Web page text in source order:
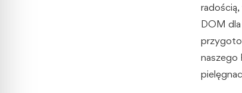
DOM
naszego